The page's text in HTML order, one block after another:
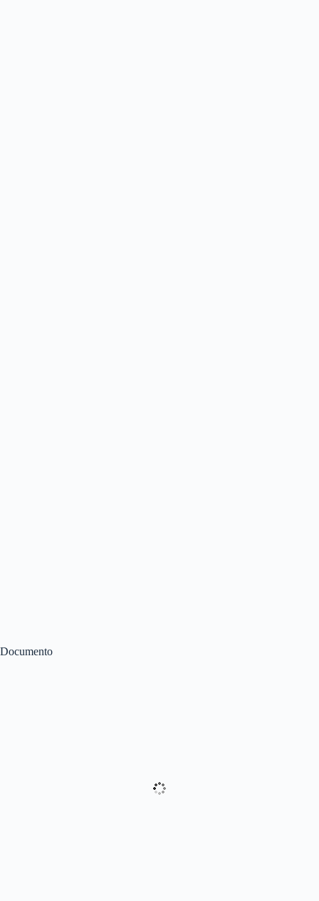
Documento